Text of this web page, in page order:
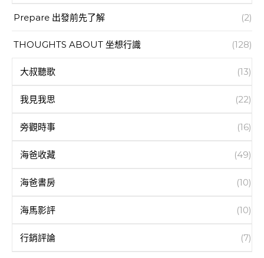
Prepare 出發前先了解 (2)
THOUGHTS ABOUT 坐想行識 (128)
大叔聽歌 (13)
我見我思 (22)
旁觀時事 (16)
海爸收藏 (49)
海爸書房 (10)
海馬影評 (10)
行銷評論 (7)